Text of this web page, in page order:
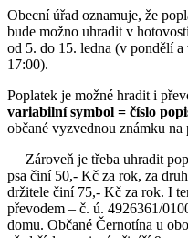
Obecní úřad oznamuje, že
bude možno uhradit v
od 5. do 15. ledna (v pondělí
17:00).
Poplatek je možné hradit i
variabilní symbol = číslo
občané vyzvednou známku
Zároveň je třeba uhradit
psa činí 50,- Kč za rok, za
držitele činí 75,- Kč za rok. I
převodem – č. ú. 4926361/
domu. Občané Černotína u